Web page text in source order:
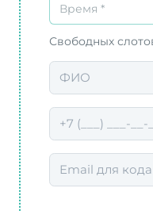
Время *
Свободных